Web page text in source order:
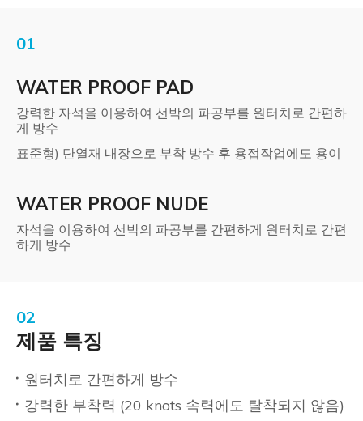
01
WATER PROOF PAD
강력한 자석을 이용하여 선박의 파공부를 원터치로 간편하
게 방수
표준형) 단열재 내장으로 부착 방수 후 용접작업에도 용이
WATER PROOF NUDE
자석을 이용하여 선박의 파공부를 간편하게 원터치로 간편
하게 방수
02
제품 특징
원터치로 간편하게 방수
강력한 부착력 (20 knots 속력에도 탈착되지 않음)